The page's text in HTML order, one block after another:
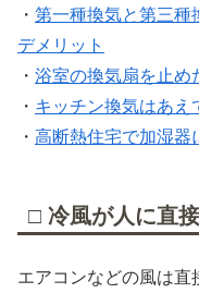
・ 第一種換気と第三種
デメリット
・ 浴室の換気扇を止め
・ キッチン換気はあえ
・ 高断熱住宅で加湿器
□ 冷風が人に直
エアコンなどの風は直